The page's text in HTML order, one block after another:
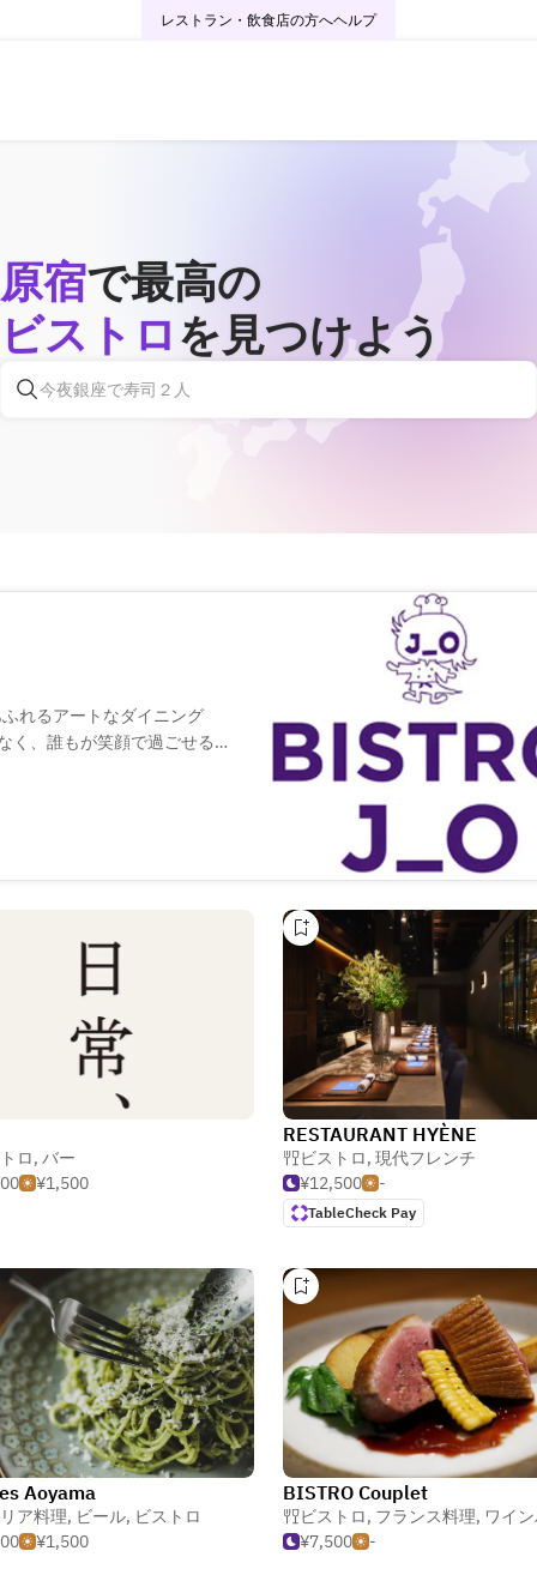
レストラン・飲食店の方へヘルプ
原宿で最高の
ビストロを見つけよう
れるアートなダイニング
く、誰もが笑顔で過ごせる自
ロ, バー
¥1,500
RESTAURANT HYÈNE
ビストロ, 現代フレンチ
¥12,500
-
TableCheck Pay
Aoyama
ア料理, ビール, ビストロ
¥1,500
BISTRO Couplet
ビストロ, フランス料理, ワイ
¥7,500
-